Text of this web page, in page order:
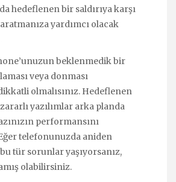
hedeflenen bir saldırıya karşı
yardımcı olacak
beklenmedik bir
veya donması
olmalısınız. Hedeflenen
yazılımlar arka planda
performansını
telefonunuzda aniden
tür sorunlar yaşıyorsanız,
olabilirsiniz.